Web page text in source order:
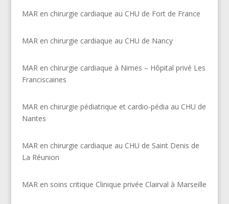
MAR en chirurgie cardiaque au CHU de Fort de France
MAR en chirurgie cardiaque au CHU de Nancy
MAR en chirurgie cardiaque à Nimes – Hôpital privé Les
Franciscaines
MAR en chirurgie pédiatrique et cardio-pédia au CHU de
Nantes
MAR en chirurgie cardiaque au CHU de Saint Denis de
La Réunion
MAR en soins critique Clinique privée Clairval à Marseille